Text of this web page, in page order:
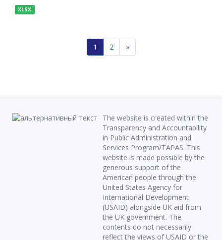
XLSX
1 2 »
The website is created within the
Transparency and Accountability
in Public Administration and
Services Program/TAPAS. This
website is made possible by the
generous support of the
American people through the
United States Agency for
International Development
(USAID) alongside UK aid from
the UK government. The
contents do not necessarily
reflect the views of USAID or the